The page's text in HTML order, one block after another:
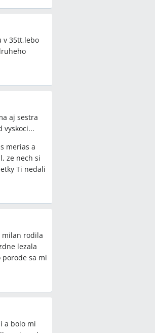
do
domáce
Magnerot
poradnie),
a liečbu.
v 35tt,lebo
aj sestra
vyskoci...
merias a
ze nech si
Ti nedali
milan rodila
lezala
sa mi
a bolo mi